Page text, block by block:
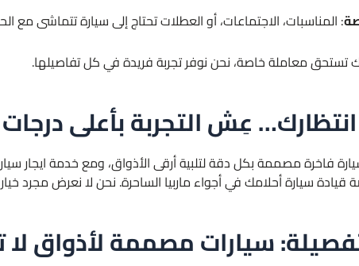
: المناسبات، الاجتماعات، أو العطلات تحتاج إلى سيارة تتماشى مع
تستحق معاملة خاصة، نحن نوفر تجربة فريدة في كل تفاصيلها.
عِش التجربة بأعلى
سيارات مصممة لأذواق لا